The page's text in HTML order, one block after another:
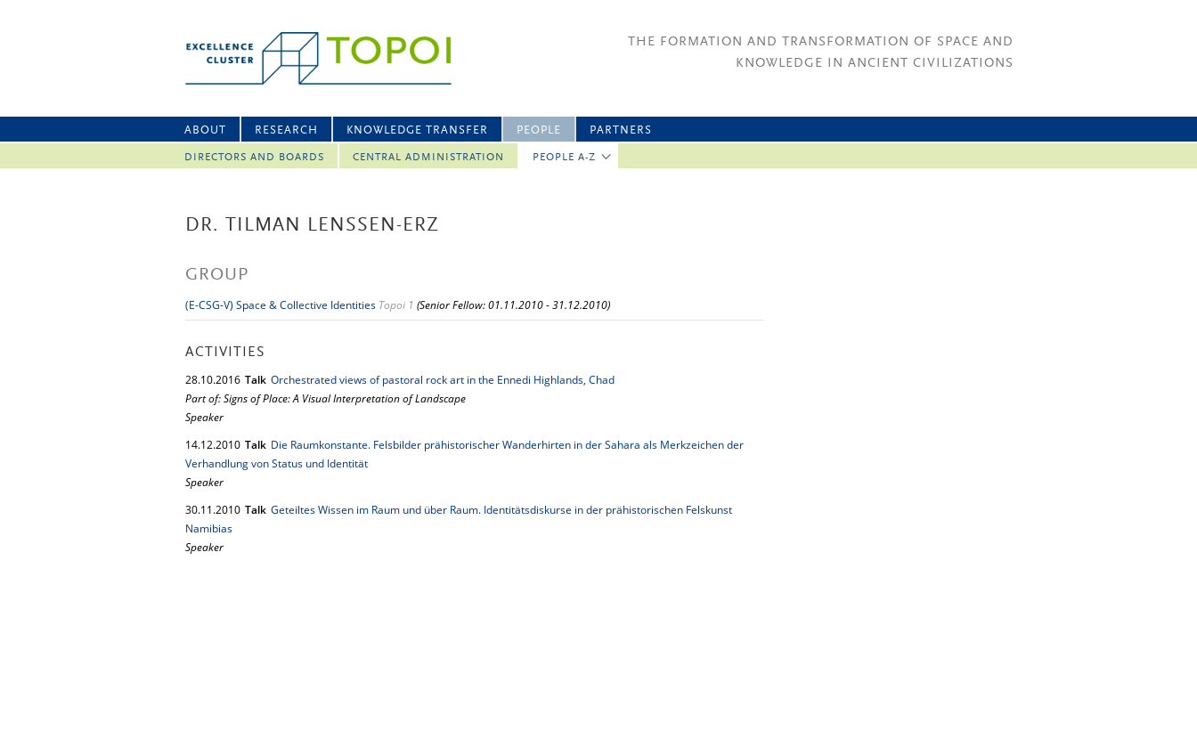
THE FORMATION AND TRANSFORMATION OF SPACE AND
KNOWLEDGE IN ANCIENT CIVILIZATIONS
ABOUT RESEARCH KNOWLEDGE TRANSFER PEOPLE
DIRECTORS AND BOARDS CENTRAL ADMINISTRATION PEOPLE A-Z
PARTNERS
DR. TILMAN LENSSEN-ERZ
GROUP
(E-CSG-V) Space & Collective Identities Topoi 1 (Senior Fellow: 01.11.2010 - 31.12.2010)
ACTIVITIES
28.10.2016 Talk Orchestrated views of pastoral rock art in the Ennedi Highlands, Chad
Part of: Signs of Place: A Visual Interpretation of Landscape
Speaker
14.12.2010 Talk Die Raumkonstante. Felsbilder prähistorischer Wanderhirten in der Sahara als Merkzeichen der
Verhandlung von Status und Identität
Speaker
30.11.2010 Talk Geteiltes Wissen im Raum und über Raum. Identitätsdiskurse in der prähistorischen Felskunst
Namibias
Speaker